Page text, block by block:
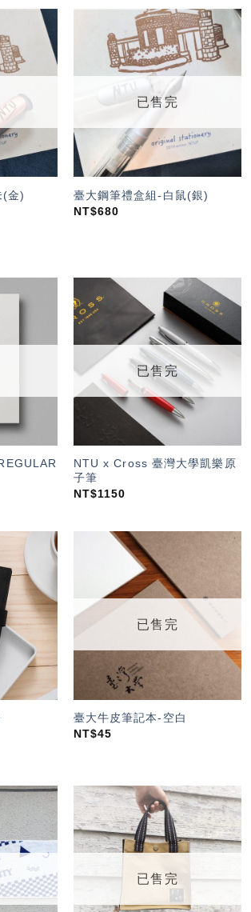
「願
望輕
(金)
加入
「願
望輕
已售完
臺大鋼筆禮盒組-白鼠(銀)
NT$680
望輕
加入
「願
望輕
已售完
NTU x Cross 臺灣大學凱樂原
子筆
NT$1150
加入
「願
望輕
單」
望輕
已售完
臺大牛皮筆記本-空白
NT$45
「願
望輕
加入
「願
望輕
已售完